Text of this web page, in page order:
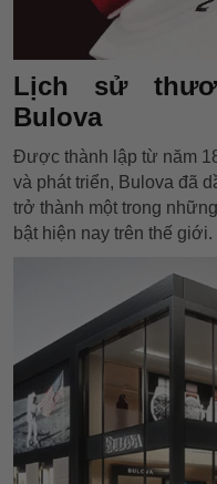
Lịch sử
Bulova
Được thành lập từ năm
và phát triển, Bulova đã
trở thành một trong
bật hiện nay trên thế giới.